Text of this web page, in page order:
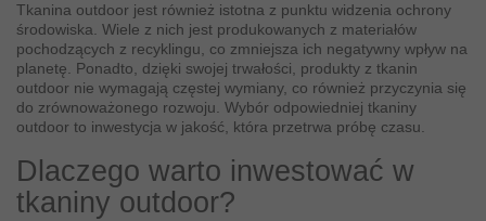
Tkanina outdoor jest również istotna z punktu widzenia ochrony
środowiska. Wiele z nich jest produkowanych z materiałów
pochodzących z recyklingu, co zmniejsza ich negatywny wpływ na
planetę. Ponadto, dzięki swojej trwałości, produkty z tkanin
outdoor nie wymagają częstej wymiany, co również przyczynia się
do zrównoważonego rozwoju. Wybór odpowiedniej tkaniny
outdoor to inwestycja w jakość, która przetrwa próbę czasu.
Dlaczego warto inwestować w
tkaniny outdoor?